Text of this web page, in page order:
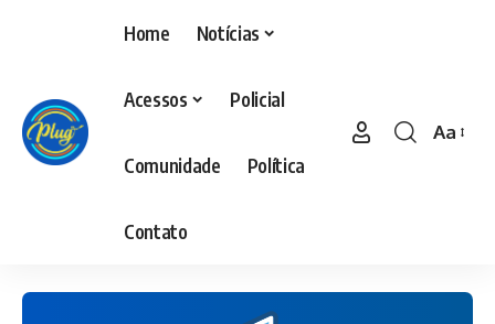
Home Notícias
Acessos Policial
Comunidade Política
Contato
Aa